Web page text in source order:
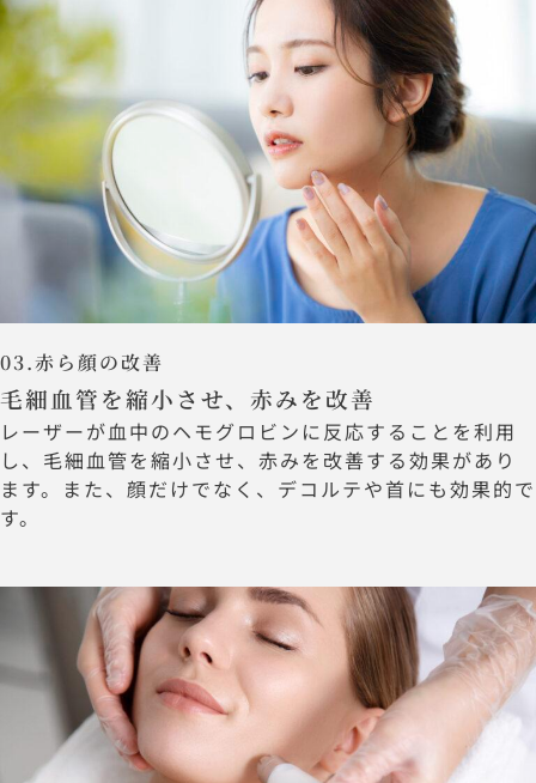
03.赤ら顔の改善
毛細血管を縮小させ、赤みを改善
レーザーが血中のヘモグロビンに反応することを利用
し、毛細血管を縮小させ、赤みを改善する効果があり
ます。また、顔だけでなく、デコルテや首にも効果的で
す。